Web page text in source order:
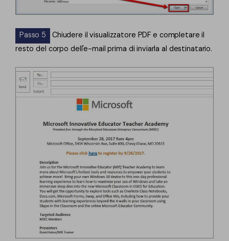
Passo 5
Chiudere il visualizzatore PDF e completare il
resto del corpo dell'e-mail prima di inviarla al destinatario.